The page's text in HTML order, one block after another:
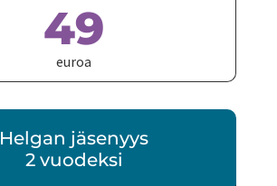
49
euroa
Helgan jäsenyys
2 vuodeksi